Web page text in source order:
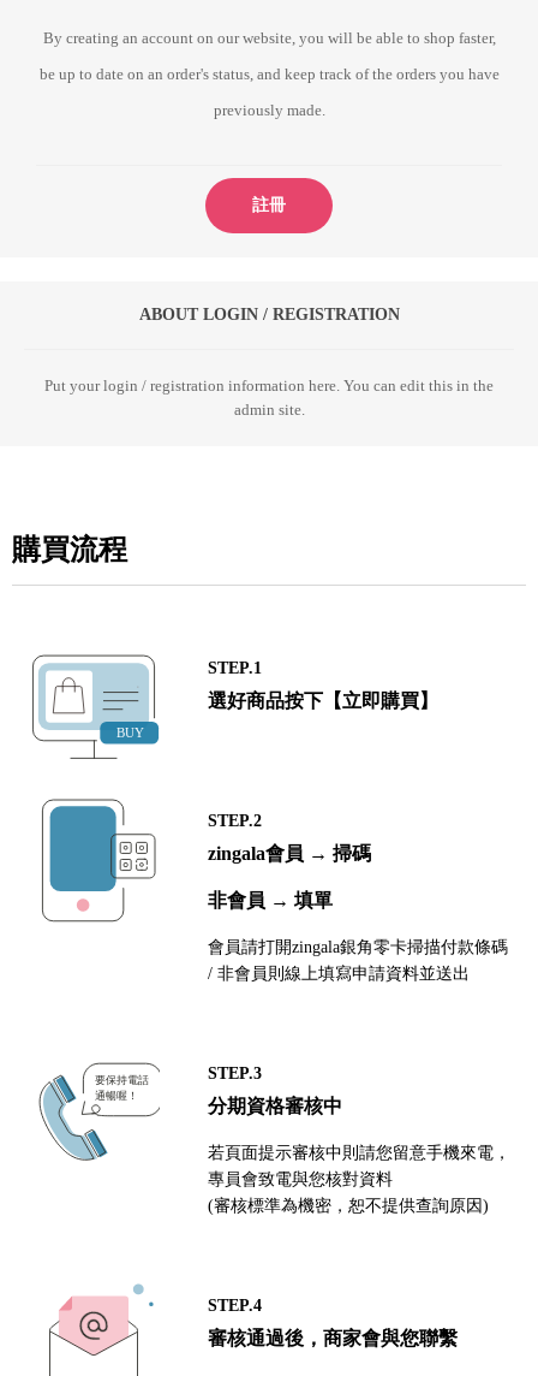
By creating an account on our website, you will be able to shop faster,
be up to date on an order's status, and keep track of the orders you have
previously made.
註冊
ABOUT LOGIN / REGISTRATION
Put your login / registration information here. You can edit this in the
admin site.
購買流程
STEP.1
選好商品按下【立即購買】
STEP.2
zingala會員 → 掃碼
非會員 → 填單
會員請打開zingala銀角零卡掃描付款條碼
/ 非會員則線上填寫申請資料並送出
STEP.3
分期資格審核中
若頁面提示審核中則請您留意手機來電，
專員會致電與您核對資料
(審核標準為機密，恕不提供查詢原因)
STEP.4
審核通過後，商家會與您聯繫